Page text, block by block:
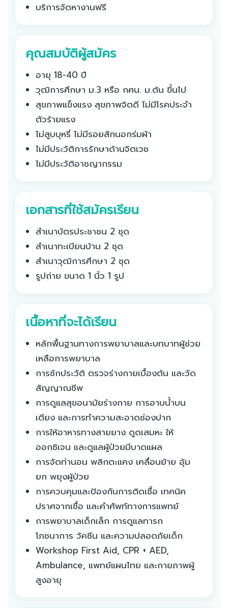
บริการจัดหางานฟรี
คุณสมบัติผู้สมัคร
อายุ 18-40 ปี
วุฒิการศึกษา ม.3 หรือ กศน. ม.ต้น ขึ้นไป
สุขภาพแข็งแรง สุขภาพจิตดี ไม่มีโรคประจำ
ตัวร้ายแรง
ไม่สูบบุหรี่ ไม่มีรอยสักนอกร่มผ้า
ไม่มีประวัติการรักษาด้านจิตเวช
ไม่มีประวัติอาชญากรรม
เอกสารที่ใช้สมัครเรียน
สำเนาบัตรประชาชน 2 ชุด
สำเนาทะเบียนบ้าน 2 ชุด
สำเนาวุฒิการศึกษา 2 ชุด
รูปถ่าย ขนาด 1 นิ้ว 1 รูป
เนื้อหาที่จะได้เรียน
หลักพื้นฐานทางการพยาบาลและบทบาทผู้ช่วย
เหลือการพยาบาล
การซักประวัติ ตรวจร่างกายเบื้องต้น และวัด
สัญญาณชีพ
การดูแลสุขอนามัยร่างกาย การอาบน้ำบน
เตียง และการทำความสะอาดช่องปาก
การให้อาหารทางสายยาง ดูดเสมหะ ให้
ออกซิเจน และดูแลผู้ป่วยมีบาดแผล
การจัดท่านอน พลิกตะแคง เคลื่อนย้าย อุ้ม
ยก พยุงผู้ป่วย
การควบคุมและป้องกันการติดเชื้อ เทคนิค
ปราศจากเชื้อ และคำศัพท์ทางการแพทย์
การพยาบาลเด็กเล็ก การดูแลทารก
โภชนาการ วัคซีน และความปลอดภัยเด็ก
Workshop First Aid, CPR + AED,
Ambulance, แพทย์แผนไทย และกายภาพผู้
สูงอายุ